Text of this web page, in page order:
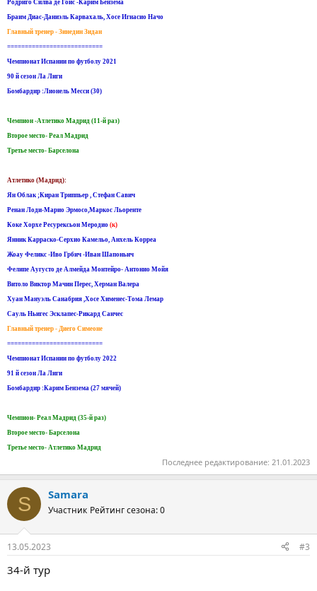
Родриго Силва де Гоис -Карим Бензема
Браим Диас-Даниэль Карвахаль, Хосе Игнасио Начо
Главный тренер - Зинедин Зидан
===========================
Чемпионат Испании по футболу 2021
90 й сезон Ла Лиги
Бомбардир :Лионель Месси (30)
Чемпион -Атлетико Мадрид (11-й раз)
Второе место- Реал Мадрид
Третье место- Барселона
Атлетико (Мадрид):
Ян Облак ;Киран Триппьер , Стефан Савич
Ренан Лоди-Марио Эрмосо,Маркос Льоренте
Коке Хорхе Ресурексьон Меродио (к)
Янник Карраско-Серхио Камельо, Анхель Корреа
Жоау Феликс -Иво Грбич -Иван Шапоньич
Фелипе Аугусто де Алмейда Монтейро- Антонио Мойя
Витоло Виктор Мачин Перес, Херман Валера
Хуан Мануэль Санабрия ,Хосе Хименес-Тома Лемар
Сауль Ньигес Эсклапес-Рикард Санчес
Главный тренер - Диего Симеоне
===========================
Чемпионат Испании по футболу 2022
91 й сезон Ла Лиги
Бомбардир :Карим Бензема (27 мячей)
Чемпион- Реал Мадрид (35-й раз)
Второе место- Барселона
Третье место- Атлетико Мадрид
Последнее редактирование: 21.01.2023
S Samara
Участник Рейтинг сезона: 0
13.05.2023 #3
34-й тур